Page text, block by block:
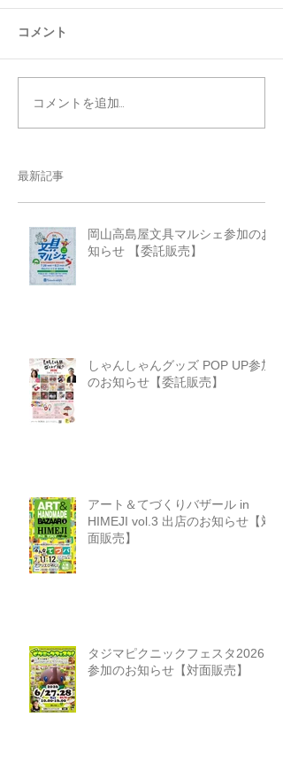
コメント
コメントを追加…
最新記事
岡山高島屋文具マルシェ参加のお
知らせ 【委託販売】
しゃんしゃんグッズ POP UP参加
のお知らせ【委託販売】
アート＆てづくりバザール in
HIMEJI vol.3 出店のお知らせ【対
面販売】
タジマピクニックフェスタ2026
参加のお知らせ【対面販売】